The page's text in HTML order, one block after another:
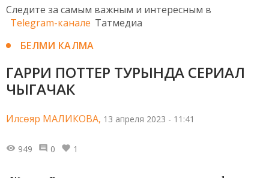
Следите за самым важным и интересным в
Telegram-канале Татмедиа
БЕЛМИ КАЛМА
ГАРРИ ПОТТЕР ТУРЫНДА СЕРИАЛ
ЧЫГАЧАК
Илсөяр МАЛИКОВА, 13 апреля 2023 - 11:41
949 0 1